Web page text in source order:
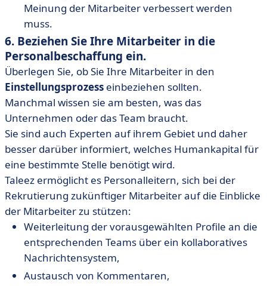
Meinung der Mitarbeiter verbessert werden
muss.
6. Beziehen Sie Ihre Mitarbeiter in die
Personalbeschaffung ein.
Überlegen Sie, ob Sie Ihre Mitarbeiter in den
Einstellungsprozess einbeziehen sollten.
Manchmal wissen sie am besten, was das
Unternehmen oder das Team braucht.
Sie sind auch Experten auf ihrem Gebiet und daher
besser darüber informiert, welches Humankapital für
eine bestimmte Stelle benötigt wird.
Taleez ermöglicht es Personalleitern, sich bei der
Rekrutierung zukünftiger Mitarbeiter auf die Einblicke
der Mitarbeiter zu stützen:
Weiterleitung der vorausgewählten Profile an die
entsprechenden Teams über ein kollaboratives
Nachrichtensystem,
Austausch von Kommentaren,